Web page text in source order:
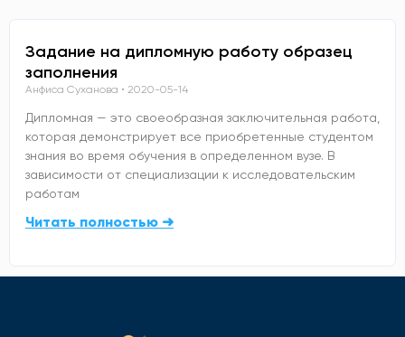
Задание на дипломную работу образец
заполнения
Анфиса Суханова 2020-05-14
Дипломная — это своеобразная заключительная работа,
которая демонстрирует все приобретенные студентом
знания во время обучения в определенном вузе. В
зависимости от специализации к исследовательским
работам
Читать полностью ➜